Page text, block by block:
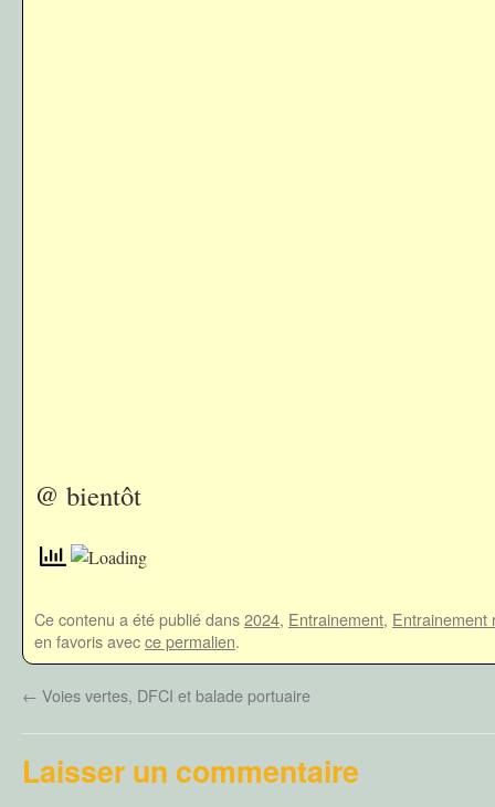
@ bientôt
Ce contenu a été publié dans2024, Entrainement, Entrainement
en favoris avecce permalien.
← Voies vertes, DFCI et balade portuaire
Laisser un commentaire